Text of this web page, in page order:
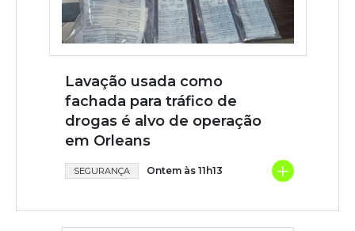
Lavação usada como
fachada para tráfico de
drogas é alvo de operação
em Orleans
SEGURANÇA Ontem às 11h13 +